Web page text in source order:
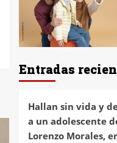
Entradas
Hallan sin vida y
a un adolescente
Lorenzo Morales,